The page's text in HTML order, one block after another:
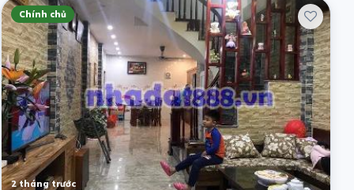
Chính chủ
2 tháng trước